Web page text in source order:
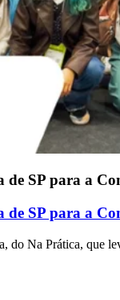
de SP para a
de SP para a
do Na Prática, que